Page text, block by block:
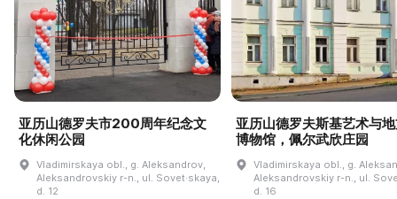
亚历山德罗夫市200周年纪念文
化休闲公园
Vladimirskaya obl., g. Aleksandrov,
Aleksandrovskiy r-n., ul. Sovet·skaya,
d. 12
亚历山德罗夫斯基艺术与
博物馆，佩尔武欣庄园
Vladimirskaya obl., g.
Aleksandrovskiy r-n., ul.
d. 16